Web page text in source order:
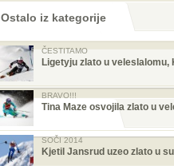
Ostalo iz kategorije
ČESTITAMO
Ligetyju zlato u
BRAVO!!!
Tina Maze osvojila zlato u
SOČI 2014
Kjetil Jansrud uzeo zlato u